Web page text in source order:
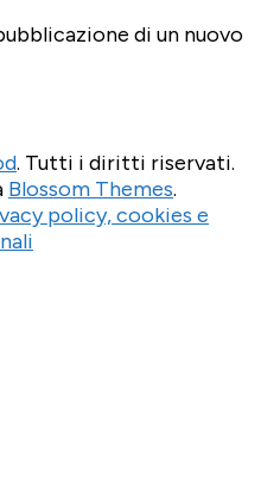
di un nuovo
. Tutti i diritti riservati.
Blossom Themes.
policy, cookies e